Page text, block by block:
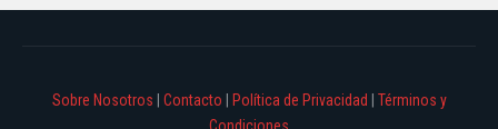
Sobre Nosotros Contacto Política de Privacidad
Términos y